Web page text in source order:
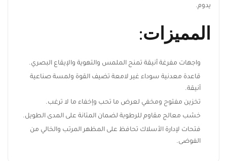
يدوم.
المميزات:
واجهات مفرغة أنيقة تمنح الملمس والتهوية والإيقاع البصري.
قاعدة معدنية سوداء غير لامعة تضيف القوة ولمسة صناعية
أنيقة.
تخزين مفتوح ومخفي لعرض ما تحب وإخفاء ما لا ترغب.
خشب معالج مقاوم للرطوبة لضمان المتانة على المدى الطويل.
فتحات لإدارة الأسلاك تحافظ على المظهر المرتب والخالي من
الفوضى.